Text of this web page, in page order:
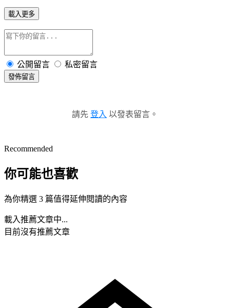
載入更多
公開留言 私密留言
發佈留言
請先 登入 以發表留言。
Recommended
你可能也喜歡
為你精選 3 篇值得延伸閱讀的內容
載入推薦文章中...
目前沒有推薦文章